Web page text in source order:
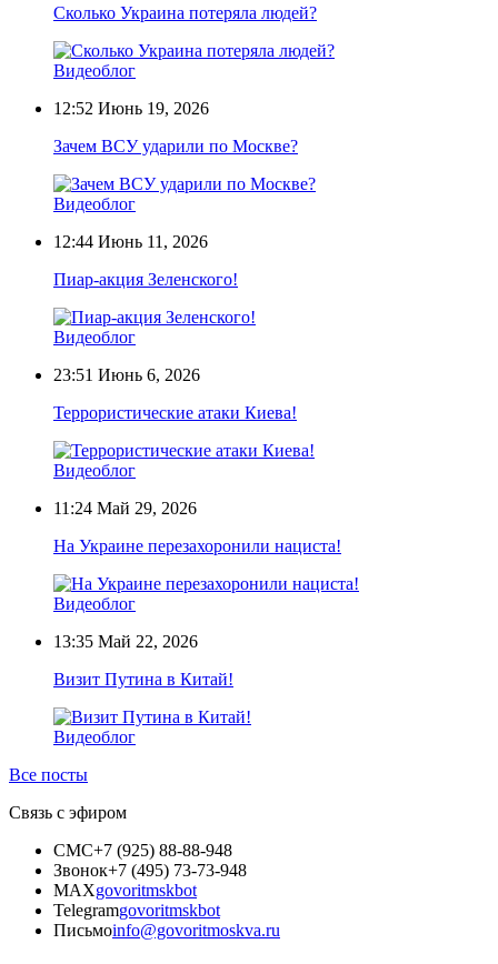
Сколько Украина потеряла людей?
Видеоблог
12:52 Июнь 19, 2026
Зачем ВСУ ударили по Москве?
Видеоблог
12:44 Июнь 11, 2026
Пиар-акция Зеленского!
Видеоблог
23:51 Июнь 6, 2026
Террористические атаки Киева!
Видеоблог
11:24 Май 29, 2026
На Украине перезахоронили нациста!
Видеоблог
13:35 Май 22, 2026
Визит Путина в Китай!
Видеоблог
Все посты
Связь с эфиром
СМС+7 (925) 88-88-948
Звонок+7 (495) 73-73-948
MAXgovoritmskbot
Telegramgovoritmskbot
Письмоinfo@govoritmoskva.ru